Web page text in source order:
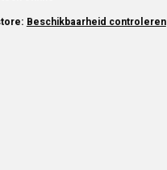
: Beschikbaarheid controleren